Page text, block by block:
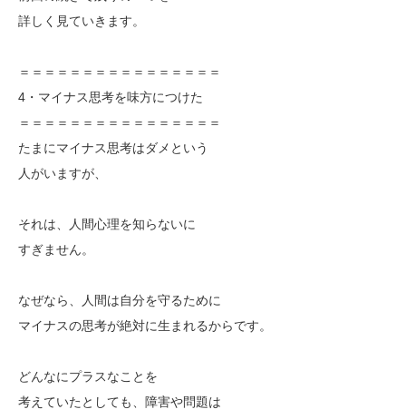
詳しく見ていきます。
＝＝＝＝＝＝＝＝＝＝＝＝＝＝＝＝
4・マイナス思考を味方につけた
＝＝＝＝＝＝＝＝＝＝＝＝＝＝＝＝
たまにマイナス思考はダメという
人がいますが、
それは、人間心理を知らないに
すぎません。
なぜなら、人間は自分を守るために
マイナスの思考が絶対に生まれるからです。
どんなにプラスなことを
考えていたとしても、障害や問題は